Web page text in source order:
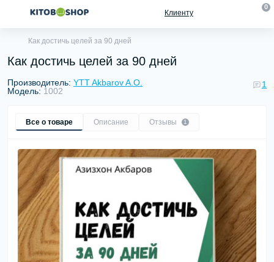
Клиенту
0
Как достичь целей за 90 дней
Как достичь целей за 90 дней
Производитель: YTT Akbarov A.O.
Модель: 1002
1
Все о товаре Описание Отзывы 1